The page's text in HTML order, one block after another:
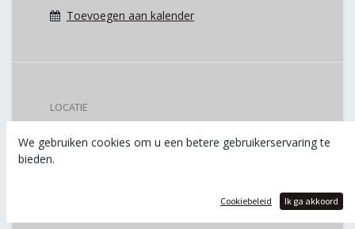
Toevoegen aan kalender
LOCATIE
Digital PXL - G410
Elfde Liniestraat 24
We gebruiken cookies om u een betere gebruikerservaring te
bieden.
Cookiebeleid Ik ga akkoord